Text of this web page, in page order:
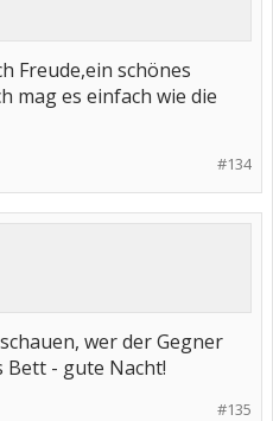
Freude,ein schönes
mag es einfach wie die
#134
wer der Gegner
Bett - gute Nacht!
#135